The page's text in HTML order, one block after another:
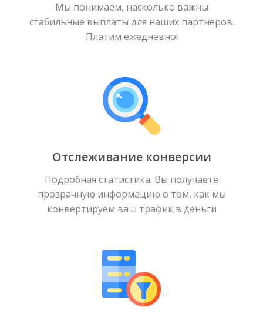
Мы понимаем, насколько важны
стабильные выплаты для наших партнеров.
Платим ежедневно!
Отслеживание конверсии
Подробная статистика. Вы получаете
прозрачную информацию о том, как мы
конвертируем ваш трафик в деньги